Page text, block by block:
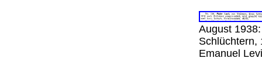
August
Schlüchtern,
Emanuel